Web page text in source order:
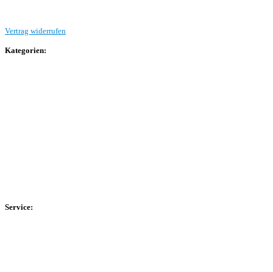
Vertrag widerrufen
Kategorien:
Service: